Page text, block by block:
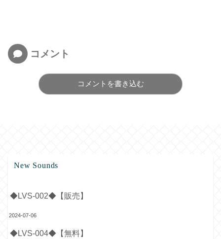
コメント
コメントを書き込む
New Sounds
◆LVS-002◆【販売】
2024-07-06
◆LVS-004◆【無料】